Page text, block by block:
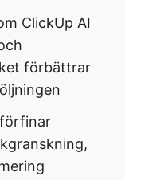
ClickUp AI
förbättrar